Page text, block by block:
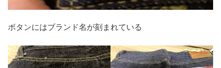
ボタンにはブランド名が刻まれている